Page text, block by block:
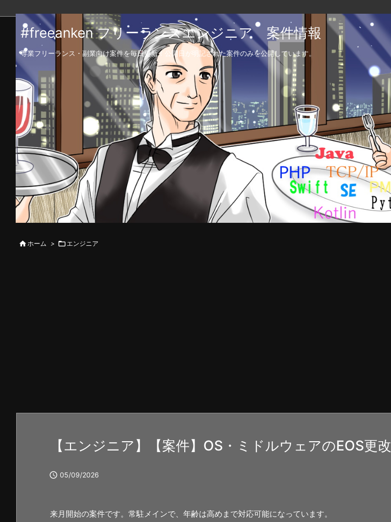
#freeanken フリーランスエンジニア 案件情報
専業フリーランス・副業向け案件を毎日更新！公開日が明記された案件のみを公開しています。
 ホーム > エンジニア
【エンジニア】【案件】OS・ミドルウェアのEOS更改
 05/09/2026
来月開始の案件です。常駐メインで、年齢は高めまで対応可能になっています。